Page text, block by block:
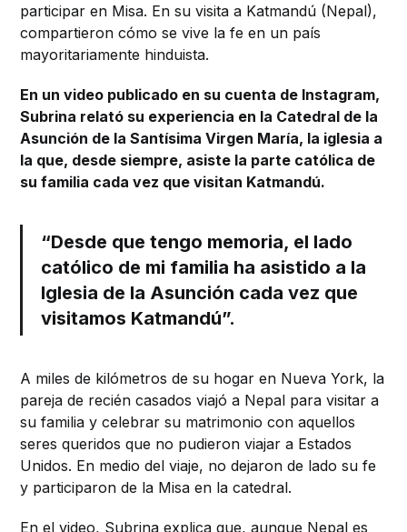
participar en Misa. En su visita a Katmandú (Nepal),
compartieron cómo se vive la fe en un país
mayoritariamente hinduista.
En un video publicado en su cuenta de Instagram,
Subrina relató su experiencia en la Catedral de la
Asunción de la Santísima Virgen María, la iglesia a
la que, desde siempre, asiste la parte católica de
su familia cada vez que visitan Katmandú.
“Desde que tengo memoria, el lado
católico de mi familia ha asistido a la
Iglesia de la Asunción cada vez que
visitamos Katmandú”.
A miles de kilómetros de su hogar en Nueva York, la
pareja de recién casados viajó a Nepal para visitar a
su familia y celebrar su matrimonio con aquellos
seres queridos que no pudieron viajar a Estados
Unidos. En medio del viaje, no dejaron de lado su fe
y participaron de la Misa en la catedral.
En el video, Subrina explica que, aunque Nepal es